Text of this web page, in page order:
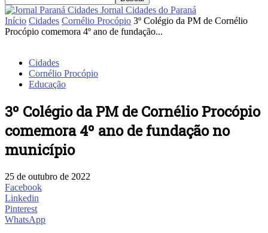
Jornal Cidades do Paraná
Início Cidades Cornélio Procópio 3º Colégio da PM de Cornélio
Procópio comemora 4º ano de fundação...
Cidades
Cornélio Procópio
Educação
3º Colégio da PM de Cornélio Procópio
comemora 4º ano de fundação no
município
25 de outubro de 2022
Facebook
Linkedin
Pinterest
WhatsApp